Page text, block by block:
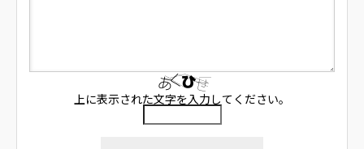
上に表示された文字を入力してください。